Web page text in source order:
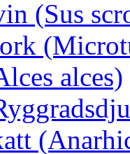
(Sus
alces)